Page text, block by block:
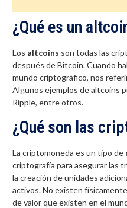
¿Qué es un
Los altcoins son todas las
después de Bitcoin. Cuando
mundo criptográfico, nos
Algunos ejemplos de altcoins
Ripple, entre otros.
¿Qué son las
La criptomoneda es un tipo de
criptografía para asegurar las
la creación de unidades
activos. No existen
de valor que existen en el